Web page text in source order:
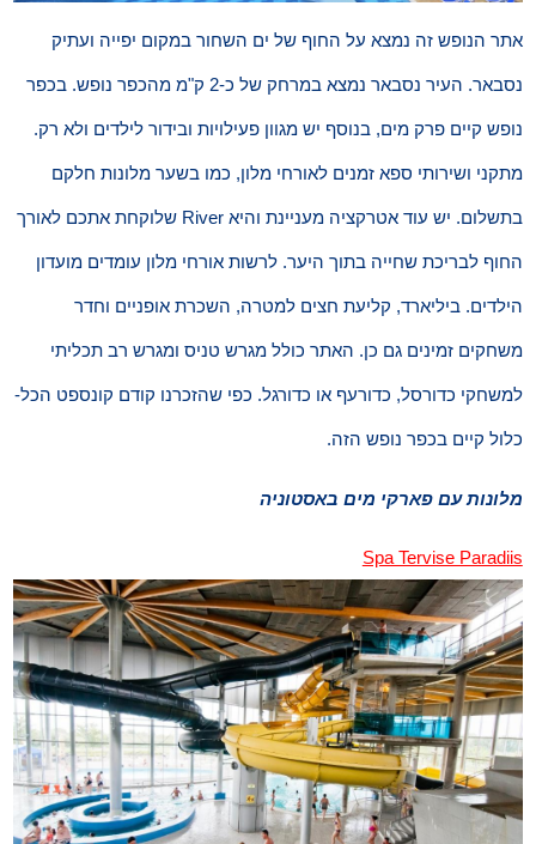
אתר הנופש זה נמצא על החוף של ים השחור במקום יפייה ועתיק
נסבאר. העיר נסבאר נמצא במרחק של כ-2 ק"מ מהכפר נופש. בכפר
נופש קיים פרק מים, בנוסף יש מגוון פעילויות ובידור לילדים ולא רק.
מתקני ושירותי ספא זמנים לאורחי מלון, כמו בשער מלונות חלקם
בתשלום. יש עוד אטרקציה מעניינת והיא River שלוקחת אתכם לאורך
החוף לבריכת שחייה בתוך היער. לרשות אורחי מלון עומדים מועדון
הילדים. ביליארד, קליעת חצים למטרה, השכרת אופניים וחדר
משחקים זמינים גם כן. האתר כולל מגרש טניס ומגרש רב תכליתי
למשחקי כדורסל, כדורעף או כדורגל. כפי שהזכרנו קודם קונספט הכל-
כלול קיים בכפר נופש הזה.
מלונות עם פארקי מים באסטוניה
Spa Tervise Paradiis